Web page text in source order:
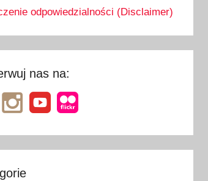
odpowiedzialności (Disclaimer)
nas na: